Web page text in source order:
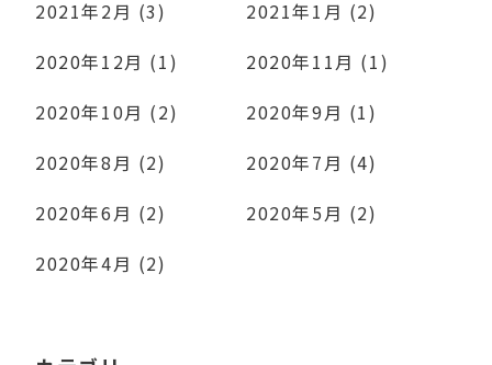
2021年2月 (3)
2021年1月 (2)
2020年12月 (1)
2020年11月 (1)
2020年10月 (2)
2020年9月 (1)
2020年8月 (2)
2020年7月 (4)
2020年6月 (2)
2020年5月 (2)
2020年4月 (2)